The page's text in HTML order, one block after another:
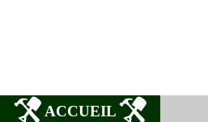
ACCUEIL